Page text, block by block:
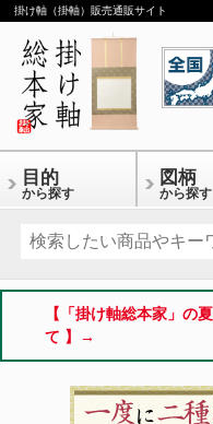
掛け軸（掛軸）販売通販サイト
目的
から探す
図柄
から探す
【「掛け軸総本家」の
て 】→